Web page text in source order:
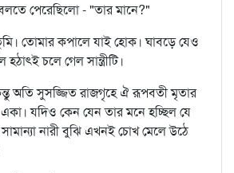
পেরেছিলো - "তার মানে?"
তোমার কপালে যাই হোক। ঘাবড়ে যেও
চলে গেল সান্ত্রীটি।
অতি সুসজ্জিত রাজগৃহে ঐ রূপবতী মৃতার
যদিও কেন যেন তার মনে হচ্ছিল যে
নারী বুঝি এখনই চোখ মেলে উঠে